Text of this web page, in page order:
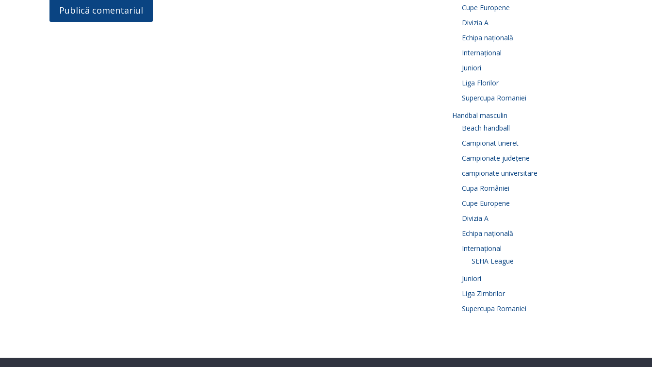
Cupe Europene
Divizia A
Echipa națională
Internațional
Juniori
Liga Florilor
Supercupa Romaniei
Handbal masculin
Beach handball
Campionat tineret
Campionate județene
campionate universitare
Cupa României
Cupe Europene
Divizia A
Echipa națională
Internațional
SEHA League
Juniori
Liga Zimbrilor
Supercupa Romaniei